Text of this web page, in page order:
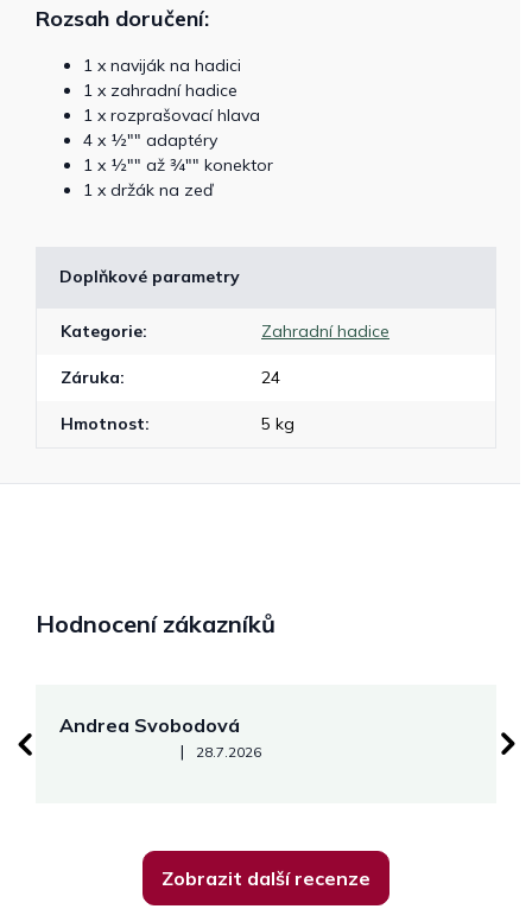
Rozsah doručení:
1 x naviják na hadici
1 x zahradní hadice
1 x rozprašovací hlava
4 x ½"" adaptéry
1 x ½"" až ¾"" konektor
1 x držák na zeď
Doplňkové parametry
Kategorie: Zahradní hadice
Záruka: 24
Hmotnost: 5 kg
Hodnocení zákazníků
Andrea Svobodová
Hodnocení obchodu je 5 z 5 hvězdiček.
| 28.7.2026
Zobrazit další recenze